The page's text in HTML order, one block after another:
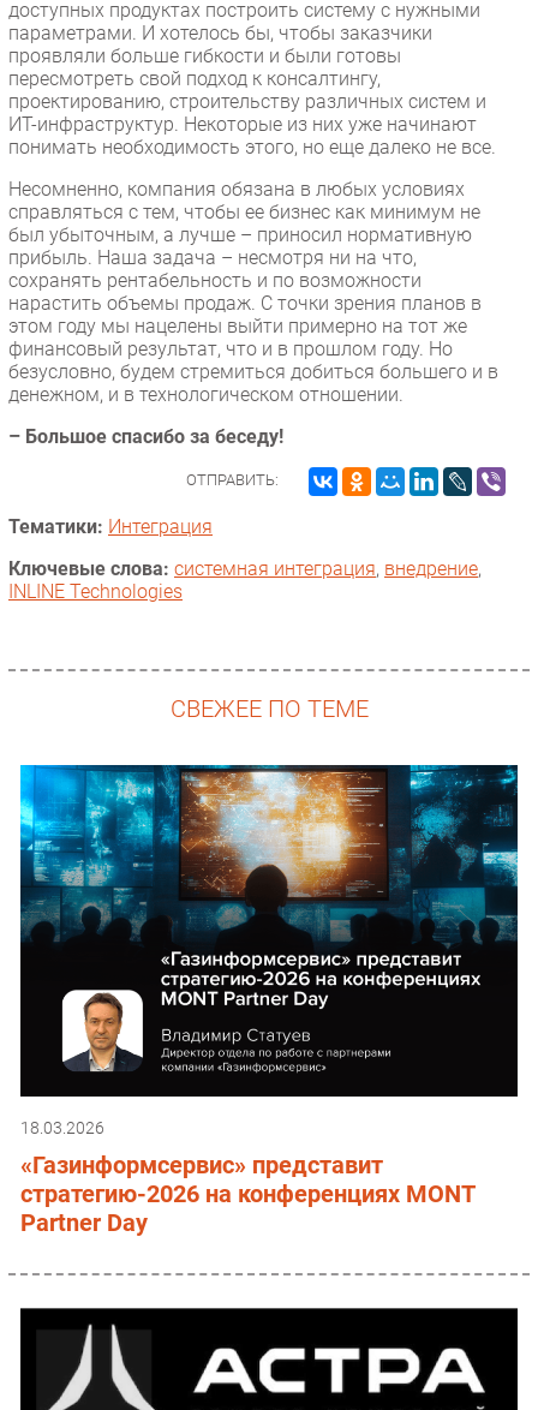
доступных продуктах построить систему с нужными
параметрами. И хотелось бы, чтобы заказчики
проявляли больше гибкости и были готовы
пересмотреть свой подход к консалтингу,
проектированию, строительству различных систем и
ИТ-инфраструктур. Некоторые из них уже начинают
понимать необходимость этого, но еще далеко не все.
Несомненно, компания обязана в любых условиях
справляться с тем, чтобы ее бизнес как минимум не
был убыточным, а лучше – приносил нормативную
прибыль. Наша задача – несмотря ни на что,
сохранять рентабельность и по возможности
нарастить объемы продаж. С точки зрения планов в
этом году мы нацелены выйти примерно на тот же
финансовый результат, что и в прошлом году. Но
безусловно, будем стремиться добиться большего и в
денежном, и в технологическом отношении.
– Большое спасибо за беседу!
ОТПРАВИТЬ:
Тематики: Интеграция
Ключевые слова: системная интеграция, внедрение,
INLINE Technologies
СВЕЖЕЕ ПО ТЕМЕ
18.03.2026
«Газинформсервис» представит
стратегию-2026 на конференциях MONT
Partner Day